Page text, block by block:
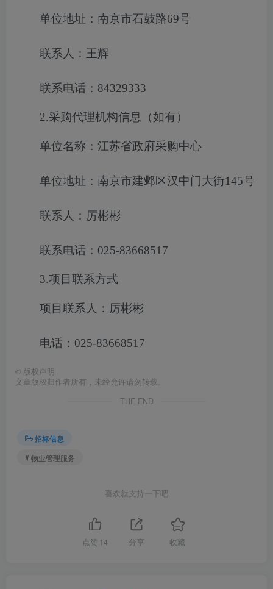
单位地址：南京市石鼓路69号
联系人：王辉
联系电话：84329333
2.采购代理机构信息（如有）
单位名称：江苏省政府采购中心
单位地址：南京市建邺区汉中门大街145号
联系人：厉彬彬
联系电话：025-83668517
3.项目联系方式
项目联系人：厉彬彬
电话：025-83668517
© 版权声明
文章版权归作者所有，未经允许请勿转载。
THE END
招标信息
# 物业管理服务
喜欢就支持一下吧
点赞 14 分享 收藏